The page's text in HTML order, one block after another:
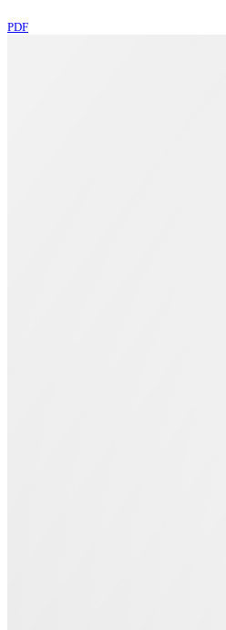
PDF